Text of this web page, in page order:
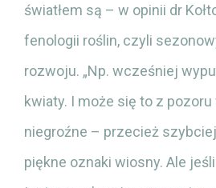
światłem są – w opinii dr
fenologii roślin, czyli
rozwoju. „Np. wcześniej
kwiaty. I może się to z
niegroźne – przecież
piękne oznaki wiosny. Ale